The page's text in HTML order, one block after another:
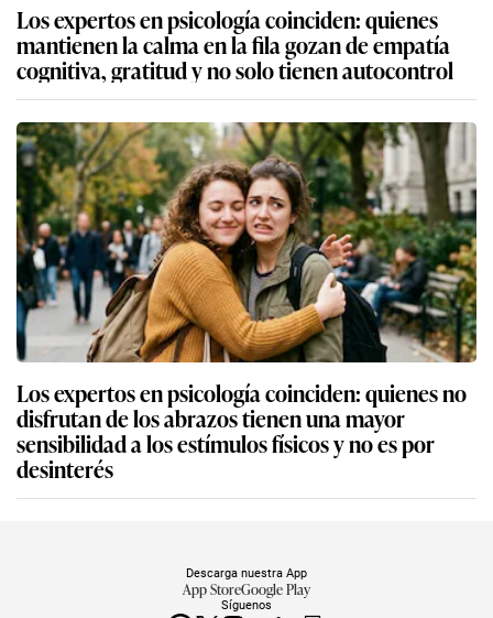
Los expertos en psicología coinciden: quienes
mantienen la calma en la fila gozan de empatía
cognitiva, gratitud y no solo tienen autocontrol
Los expertos en psicología coinciden: quienes no
disfrutan de los abrazos tienen una mayor
sensibilidad a los estímulos físicos y no es por
desinterés
Síguenos
Descarga nuestra App
App StoreGoogle Play